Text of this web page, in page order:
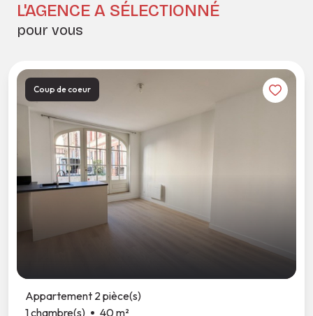
L'AGENCE A SÉLECTIONNÉ
pour vous
Coup de coeur
Appartement 2 pièce(s)
1 chambre(s)
40 m²